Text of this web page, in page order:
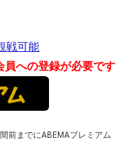
戦可能
員への登録が必要です
前までにABEMAプレミアム